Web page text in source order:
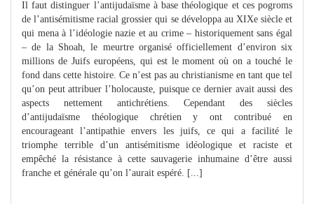
Il faut distinguer l’antijudaïsme à base théologique et ces pogroms
de l’antisémitisme racial grossier qui se développa au XIXe siècle et
qui mena à l’idéologie nazie et au crime – historiquement sans égal
– de la Shoah, le meurtre organisé officiellement d’environ six
millions de Juifs européens, qui est le moment où on a touché le
fond dans cette histoire. Ce n’est pas au christianisme en tant que tel
qu’on peut attribuer l’holocauste, puisque ce dernier avait aussi des
aspects nettement antichrétiens. Cependant des siècles
d’antijudaïsme théologique chrétien y ont contribué en
encourageant l’antipathie envers les juifs, ce qui a facilité le
triomphe terrible d’un antisémitisme idéologique et raciste et
empêché la résistance à cette sauvagerie inhumaine d’être aussi
franche et générale qu’on l’aurait espéré. [...]